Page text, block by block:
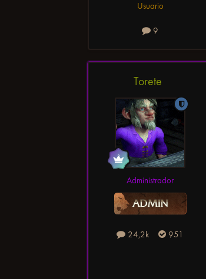
Usuario
9
Torete
Administrador
24,2k 951